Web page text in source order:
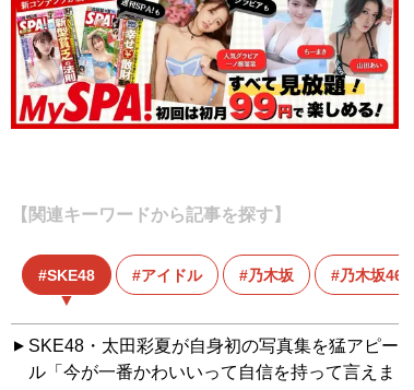
【関連キーワードから記事を探す】
SKE48 アイドル 乃木坂 乃木坂46
SKE48・太田彩夏が自身初の写真集を猛アピー
ル「今が一番かわいいって自信を持って言えま